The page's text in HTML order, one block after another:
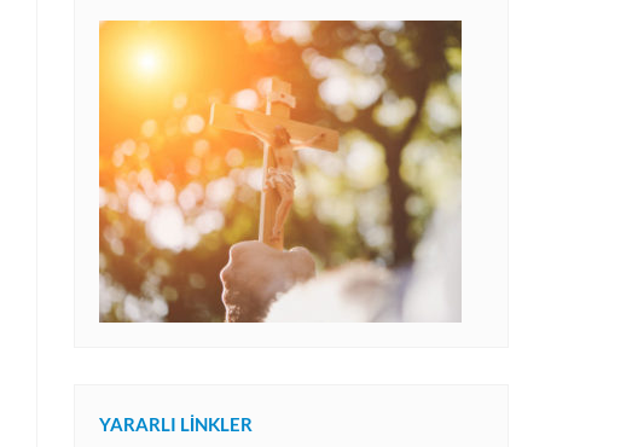
YARARLI LINKLER